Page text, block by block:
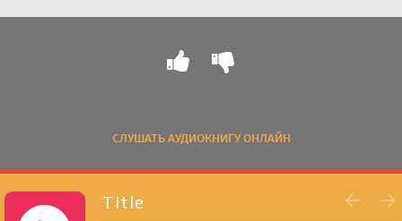
СЛУШАТЬ АУДИОКНИГУ ОНЛАЙН
Title